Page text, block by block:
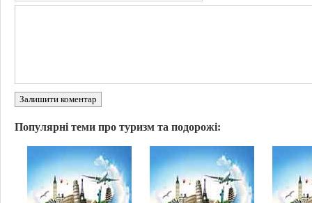
Залишити коментар
Популярні теми про туризм та подорожі: